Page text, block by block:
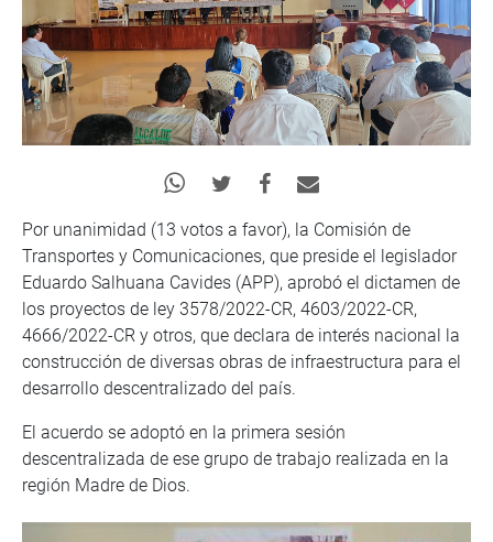
Por unanimidad (13 votos a favor), la Comisión de
Transportes y Comunicaciones, que preside el legislador
Eduardo Salhuana Cavides (APP), aprobó el dictamen de
los proyectos de ley 3578/2022-CR, 4603/2022-CR,
4666/2022-CR y otros, que declara de interés nacional la
construcción de diversas obras de infraestructura para el
desarrollo descentralizado del país.
El acuerdo se adoptó en la primera sesión
descentralizada de ese grupo de trabajo realizada en la
región Madre de Dios.